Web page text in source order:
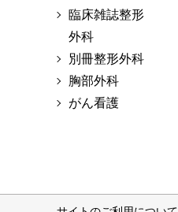
臨床雑誌整形
外科
別冊整形外科
胸部外科
がん看護